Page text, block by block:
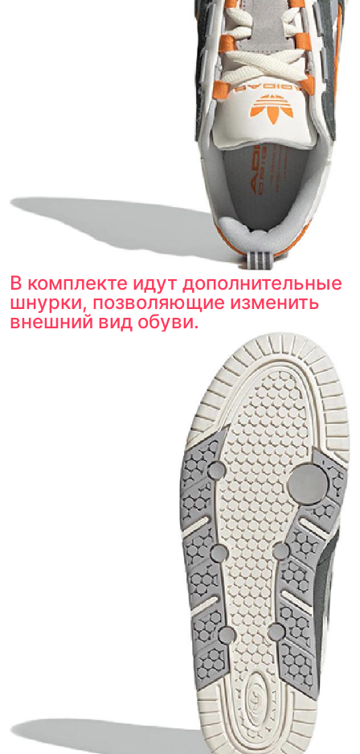
В комплекте идут дополнительные
шнурки, позволяющие изменить
внешний вид обуви.